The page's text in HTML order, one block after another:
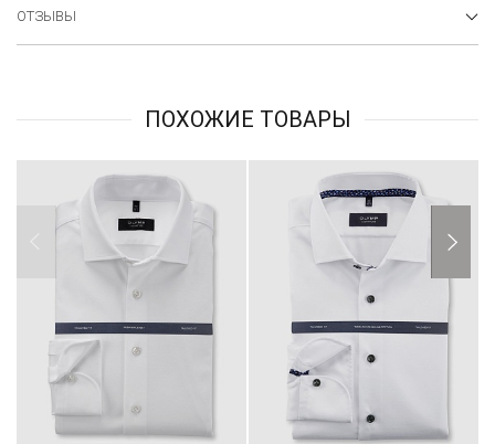
ОТЗЫВЫ
ПОХОЖИЕ ТОВАРЫ